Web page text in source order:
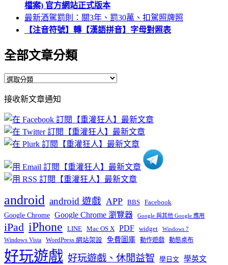
檔案) 官方網站正式版本
最新酒駕罰則：關3年、罰30萬、扣駕照牌照
【注音符號】轉【漢語拼音】字母對照表
全部文章分類
全
文
章
分
類
接收新文章通知
android android 遊戲 APP BBS Facebook
Google Chrome Google Chrome 瀏覽器 Google 與其他 Google 應用
iPad iPhone LINE Mac OS X PDF widget Windows 7
Windows Vista WordPress 網站架設 免費圖庫 動作遊戲 動態桌布
好玩遊戲 好玩遊戲、休閒益智 學日文 學英文